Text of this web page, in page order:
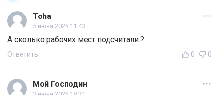
Toha
5 июня 2026 11:43
А сколько рабочих мест подсчитали.?
Ответить 0 0
Мой Господин